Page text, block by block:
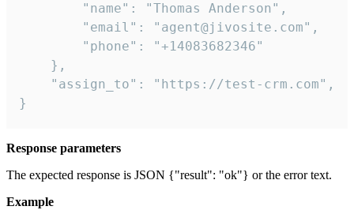
        "name": "Thomas Anderson",
        "email": "agent@jivosite.com",
        "phone": "+14083682346"
    },
    "assign_to": "https://test-crm.com",
}
Response parameters
The expected response is JSON {"result": "ok"} or the error text.
Example